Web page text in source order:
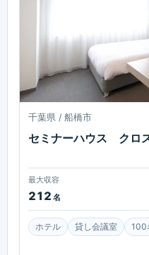
千葉県 / 船橋市
セミナーハウス クロ
最大収容
212 名
ホテル 貸し会議室 100